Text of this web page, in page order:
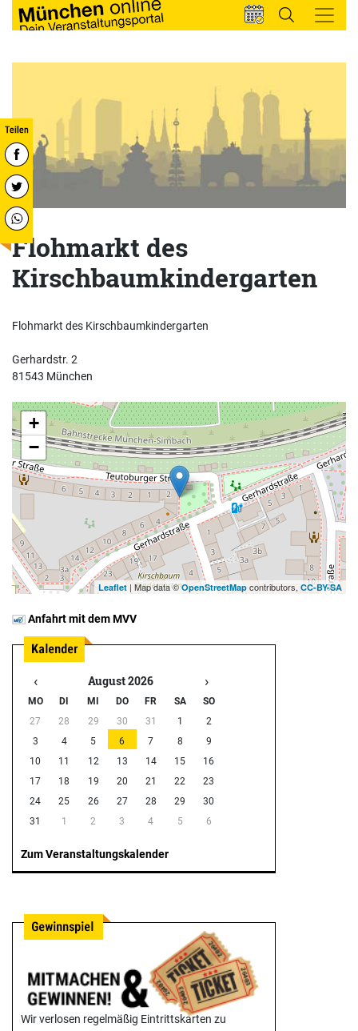
Flohmarkt des
Kirschbaumkindergarten
Flohmarkt des Kirschbaumkindergarten
Gerhardstr. 2
81543 München
+
−
Leaflet | Map data ©OpenStreetMap contributors, CC-BY-SA
Anfahrt mit dem MVV
‹ August 2026 ›
MO DI MI DO FR SA
SO
27
28 29 30 31 1
2
3
4 5 6 7 8
9
10
11 12 13 14 15
16
17
18 19 20 21 22
23
24
25 26 27 28 29
30
31
1 2 3 4 5 6
Zum Veranstaltungskalender
Wir verlosen regelmäßig Eintrittskarten zu